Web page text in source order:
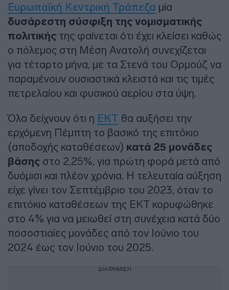
Ευρωπαϊκή Κεντρική Τράπεζα μία
δυσάρεστη σύσφιξη της νομισματικής
πολιτικής της φαίνεται ότι έχει κλείσει καθώς
ο πόλεμος στη Μέση Ανατολή συνεχίζεται
για τέταρτο μήνα, με τα Στενά του Ορμούζ να
παραμένουν ουσιαστικά κλειστά και τις τιμές
πετρελαίου και φυσικού αερίου στα ύψη.
Όλα δείχνουν ότι η ΕΚΤ θα αυξήσει την
ερχόμενη Πέμπτη το βασικό της επιτόκιο
(αποδοχής καταθέσεων) κατά 25 μονάδες
βάσης στο 2,25%, για πρώτη φορά μετά από
δυόμισι και πλέον χρόνια. Η τελευταία αύξηση
είχε γίνει τον Σεπτέμβριο του 2023, όταν το
επιτόκιο καταθέσεων της ΕΚΤ κορυφώθηκε
στο 4% για να μειωθεί στη συνέχεια κατά δύο
ποσοστιαίες μονάδες από τον Ιούνιο του
2024 έως τον Ιούνιο του 2025.
ΔΙΑΦΗΜΙΣΗ